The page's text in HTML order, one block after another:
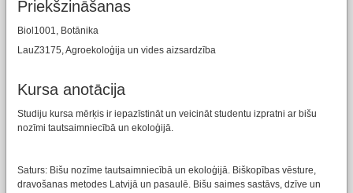
Priekšzināšanas
Biol1001, Botānika
LauZ3175, Agroekoloģija un vides aizsardzība
Kursa anotācija
Studiju kursa mērķis ir iepazīstināt un veicināt studentu izpratni ar bišu
nozīmi tautsaimniecībā un ekoloģijā.
Saturs: Bišu nozīme tautsaimniecībā un ekoloģijā. Biškopības vēsture,
dravošanas metodes Latvijā un pasaulē. Bišu saimes sastāvs, dzīve un